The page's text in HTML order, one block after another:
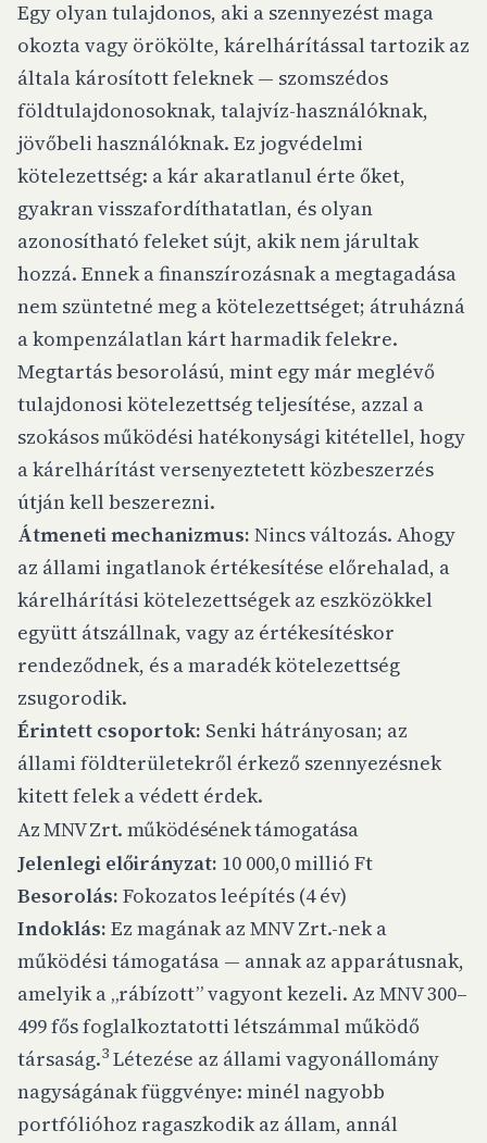
Egy olyan tulajdonos, aki a szennyezést maga
okozta vagy örökölte, kárelhárítással tartozik az
általa károsított feleknek — szomszédos
földtulajdonosoknak, talajvíz-használóknak,
jövőbeli használóknak. Ez jogvédelmi
kötelezettség: a kár akaratlanul érte őket,
gyakran visszafordíthatatlan, és olyan
azonosítható feleket sújt, akik nem járultak
hozzá. Ennek a finanszírozásnak a megtagadása
nem szüntetné meg a kötelezettséget; átruházná
a kompenzálatlan kárt harmadik felekre.
Megtartás besorolású, mint egy már meglévő
tulajdonosi kötelezettség teljesítése, azzal a
szokásos működési hatékonysági kitétellel, hogy
a kárelhárítást versenyeztetett közbeszerzés
útján kell beszerezni.
Átmeneti mechanizmus: Nincs változás. Ahogy
az állami ingatlanok értékesítése előrehalad, a
kárelhárítási kötelezettségek az eszközökkel
együtt átszállnak, vagy az értékesítéskor
rendeződnek, és a maradék kötelezettség
zsugorodik.
Érintett csoportok: Senki hátrányosan; az
állami földterületekről érkező szennyezésnek
kitett felek a védett érdek.
Az MNV Zrt. működésének támogatása
Jelenlegi előirányzat: 10 000,0 millió Ft
Besorolás: Fokozatos leépítés (4 év)
Indoklás: Ez magának az MNV Zrt.-nek a
működési támogatása — annak az apparátusnak,
amelyik a „rábízott” vagyont kezeli. Az MNV 300–
499 fős foglalkoztatotti létszámmal működő
társaság.3 Létezése az állami vagyonállomány
nagyságának függvénye: minél nagyobb
portfólióhoz ragaszkodik az állam, annál